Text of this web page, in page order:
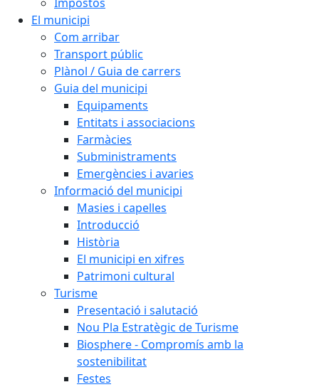
El municipi
Com arribar
Transport públic
Plànol / Guia de carrers
Guia del municipi
Equipaments
Entitats i associacions
Farmàcies
Subministraments
Emergències i avaries
Informació del municipi
Masies i capelles
Introducció
Història
El municipi en xifres
Patrimoni cultural
Turisme
Presentació i salutació
Nou Pla Estratègic de Turisme
Biosphere - Compromís amb la
sostenibilitat
Festes